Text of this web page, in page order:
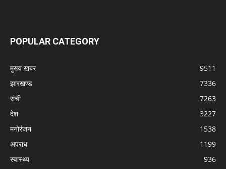
POPULAR CATEGORY
मुख्य खबर
9511
झारखण्ड
7336
रांची
7263
देश
3227
मनोरंजन
1538
अपराध
1199
स्वास्थ्य
936